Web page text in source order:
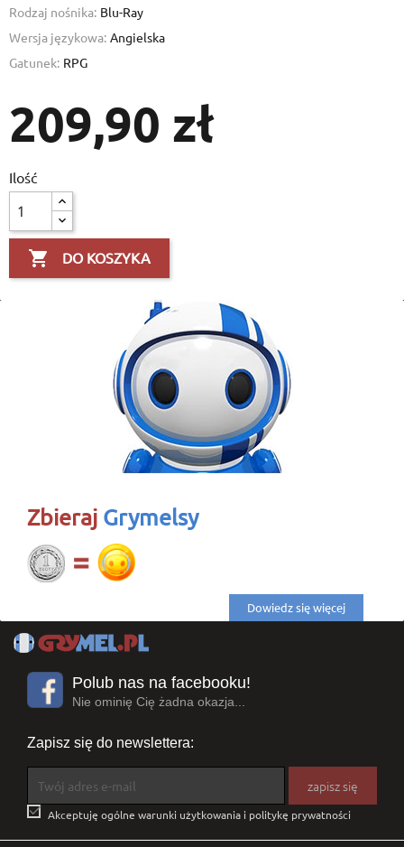
Rodzaj nośnika: Blu-Ray
Wersja językowa: Angielska
Gatunek: RPG
209,90 zł
Ilość
 DO KOSZYKA
Zbieraj Grymelsy
Dowiedz się więcej
Polub nas na facebooku!
Nie ominię Cię żadna okazja...
Zapisz się do newslettera:
 Akceptuję ogólne warunki użytkowania i politykę prywatności